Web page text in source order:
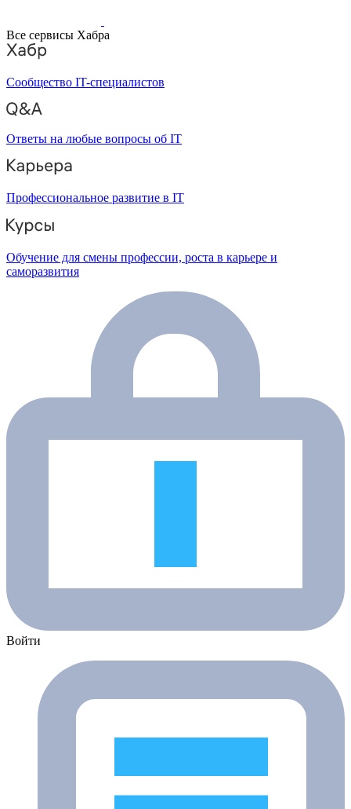
Все сервисы Хабра
Сообщество IT-специалистов
Ответы на любые вопросы об IT
Профессиональное развитие в IT
Обучение для смены профессии, роста в карьере и
саморазвития
Войти